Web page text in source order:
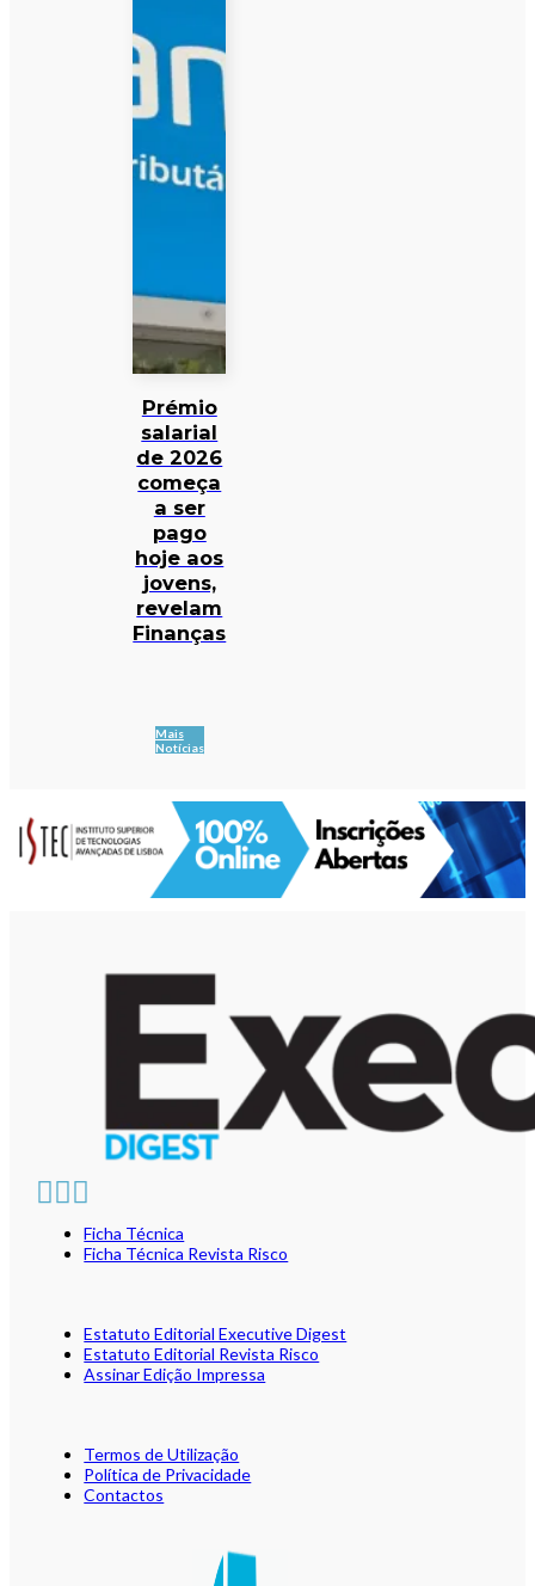
Prémio
salarial
de 2026
começa
a ser
pago
hoje aos
jovens,
revelam
Finanças
Mais
Notícias
Ficha Técnica
Ficha Técnica Revista Risco
Estatuto Editorial Executive Digest
Estatuto Editorial Revista Risco
Assinar Edição Impressa
Termos de Utilização
Política de Privacidade
Contactos